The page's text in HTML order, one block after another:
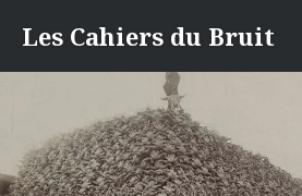
contenu
Les Cahiers du Bruit